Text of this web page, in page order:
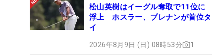
松山英樹はイーグル奪取で11位に
浮上 ホスラー、ブレナンが首位タ
イ
2026年8月9日 (日) 08時53分 1